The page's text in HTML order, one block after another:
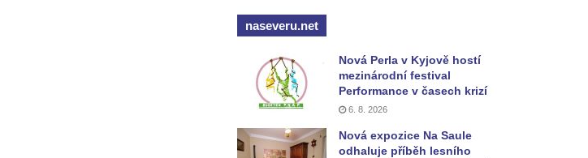
naseveru.net
Nová Perla v Kyjově hostí
mezinárodní festival
Performance v časech krizí
6. 8. 2026
Nová expozice Na Saule
odhaluje příběh lesního